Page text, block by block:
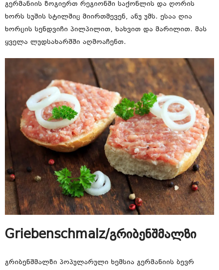
გერმანიის ზოგიერთ რეგიონში საქონლის და ღორის
ხორს სუშის სტილშიც მიირთმევენ, ანუ უმს. ესაა ღია
ხორცის სენდვიჩი პილპილით, ხახვით და მარილით. მას
ყველა ლუდსახარშში აღმოაჩენთ.
Griebenschmalz/გრიბენშმალზი
გრიბენშმალზი პოპულარული ხემსია გერმანიის ბევრ